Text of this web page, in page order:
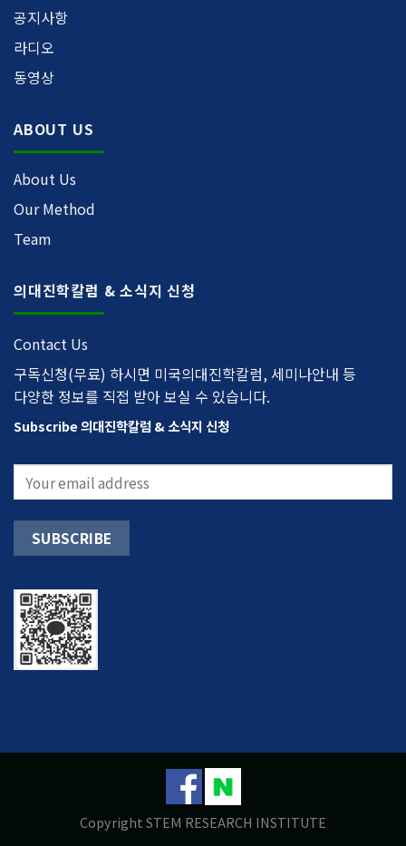
공지사항
라디오
동영상
ABOUT US
About Us
Our Method
Team
의대진학칼럼 & 소식지 신청
Contact Us
구독신청(무료) 하시면 미국의대진학칼럼, 세미나안내 등
다양한 정보를 직접 받아 보실 수 있습니다.
Subscribe 의대진학칼럼 & 소식지 신청
Copyright STEM RESEARCH INSTITUTE